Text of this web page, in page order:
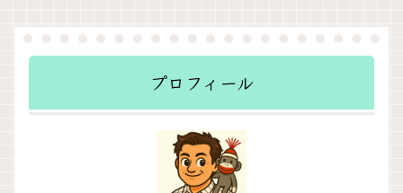
プロフィール